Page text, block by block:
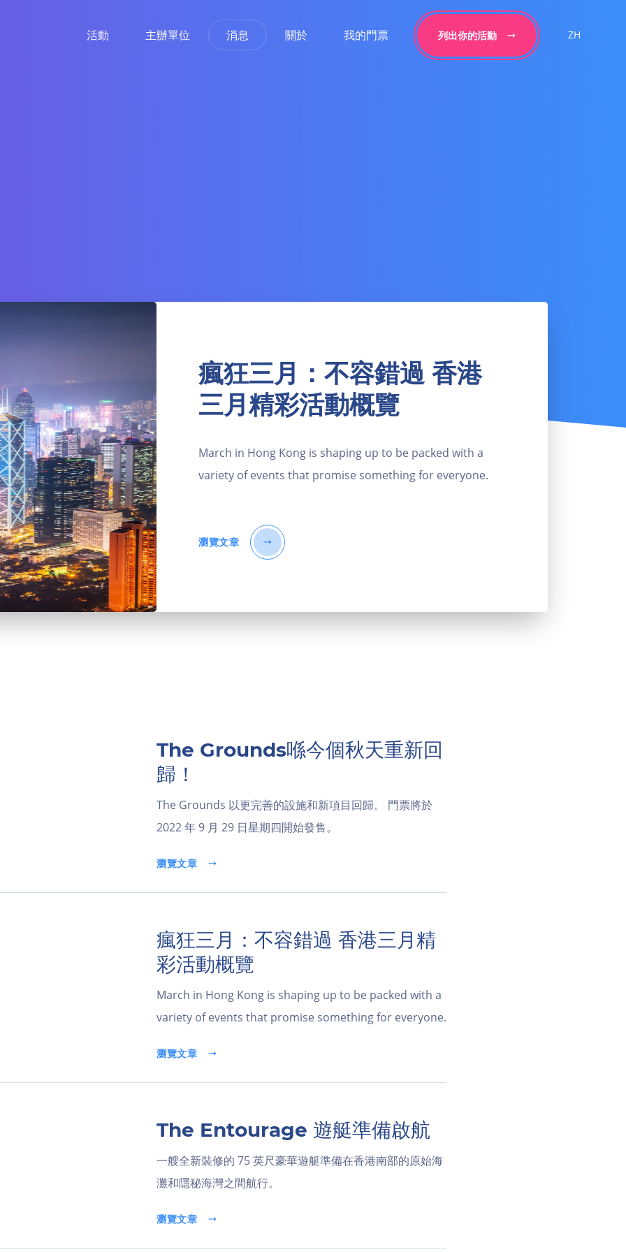
活動 主辦單位 消息 關於 我的門票 列出你的活動 ZH
瘋狂三月：不容錯過 香港
三月精彩活動概覽
March in Hong Kong is shaping up to be packed with a
variety of events that promise something for everyone.
瀏覽文章
The Grounds喺今個秋天重新回
歸！
The Grounds 以更完善的設施和新項目回歸。 門票將於
2022 年 9 月 29 日星期四開始發售。
瀏覽文章
瘋狂三月：不容錯過 香港三月精
彩活動概覽
March in Hong Kong is shaping up to be packed with a
variety of events that promise something for everyone.
瀏覽文章
The Entourage 遊艇準備啟航
一艘全新裝修的 75 英尺豪華遊艇準備在香港南部的原始海
灘和隱秘海灣之間航行。
瀏覽文章